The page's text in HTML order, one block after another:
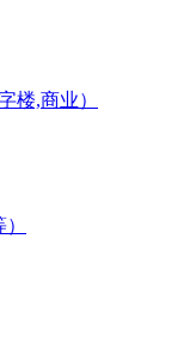
楼,商业）